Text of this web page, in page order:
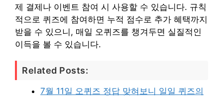
제 결제나 이벤트 참여 시 사용할 수 있습니다. 규칙
적으로 퀴즈에 참여하면 누적 점수로 추가 혜택까지
받을 수 있으니, 매일 오퀴즈를 챙겨두면 실질적인
이득을 볼 수 있습니다.
Related Posts:
7월 11일 오퀴즈 정답 맞혀보니 일일 퀴즈의